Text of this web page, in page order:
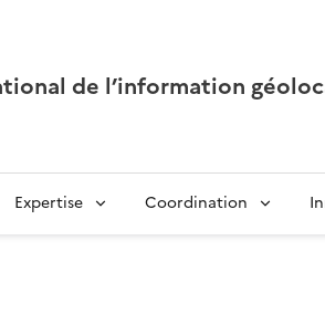
de l’information
Expertise Coordination